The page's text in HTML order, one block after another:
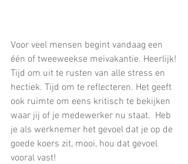
Voor veel mensen begint vandaag een
één of tweeweekse meivakantie. Heerlijk!
Tijd om uit te rusten van alle stress en
hectiek. Tijd om te reflecteren. Het geeft
ook ruimte om eens kritisch te bekijken
waar jij of je medewerker nu staat.  Heb
je als werknemer het gevoel dat je op de
goede koers zit, mooi, hou dat gevoel
vooral vast!